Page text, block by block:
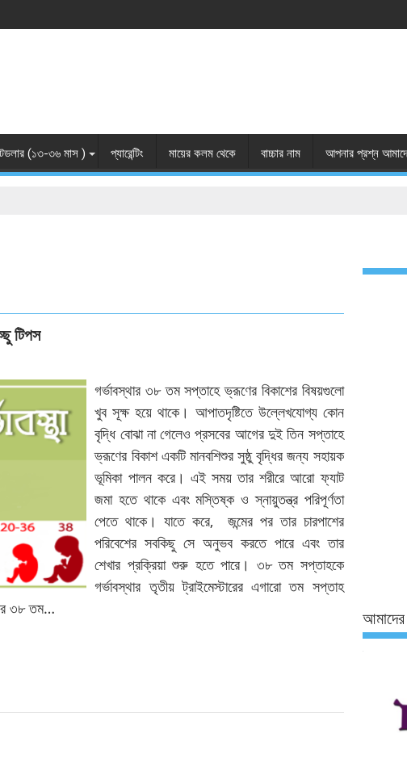
টডলার (১৩-৩৬ মাস ) প্যারেন্টিং মায়ের কলম থেকে বাচ্চার নাম আপনার প্রশ্ন
টিপস
গর্ভাবস্থার ৩৮ তম সপ্তাহে ভ্রূণের বিকাশের বিষয়গুলো
খুব সূক্ষ হয়ে থাকে। আপাতদৃষ্টিতে উল্লেখযোগ্য কোন
বৃদ্ধি বোঝা না গেলেও প্রসবের আগের দুই তিন সপ্তাহে
ভ্রূণের বিকাশ একটি মানবশিশুর সুষ্ঠু বৃদ্ধির জন্য সহায়ক
ভূমিকা পালন করে। এই সময় তার শরীরে আরো ফ্যাট
জমা হতে থাকে এবং মস্তিষ্ক ও স্নায়ুতন্ত্র পরিপূর্ণতা
পেতে থাকে। যাতে করে, জন্মের পর তার চারপাশের
পরিবেশের সবকিছু সে অনুভব করতে পারে এবং তার
শেখার প্রক্রিয়া শুরু হতে পারে। ৩৮ তম সপ্তাহকে
গর্ভাবস্থার তৃতীয় ট্রাইমেস্টারের এগারো তম সপ্তাহ
৩৮ তম…